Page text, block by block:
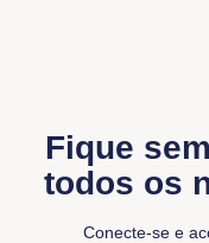
Fique
todos os
Conecte-se e